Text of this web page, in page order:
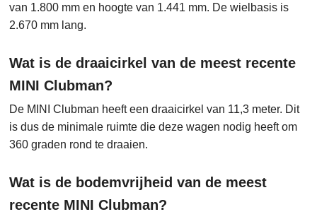
van 1.800 mm en hoogte van 1.441 mm. De wielbasis is
2.670 mm lang.
Wat is de draaicirkel van de meest recente
MINI Clubman?
De MINI Clubman heeft een draaicirkel van 11,3 meter. Dit
is dus de minimale ruimte die deze wagen nodig heeft om
360 graden rond te draaien.
Wat is de bodemvrijheid van de meest
recente MINI Clubman?